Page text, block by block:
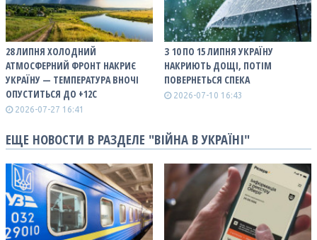
28 ЛИПНЯ ХОЛОДНИЙ
АТМОСФЕРНИЙ ФРОНТ НАКРИЄ
УКРАЇНУ — ТЕМПЕРАТУРА ВНОЧІ
ОПУСТИТЬСЯ ДО +12С
2026-07-27 16:41
З 10 ПО 15 ЛИПНЯ УКРАЇНУ
НАКРИЮТЬ ДОЩІ, ПОТІМ
ПОВЕРНЕТЬСЯ СПЕКА
2026-07-10 16:43
ЕЩЕ НОВОСТИ В РАЗДЕЛЕ "ВІЙНА В УКРАЇНІ"